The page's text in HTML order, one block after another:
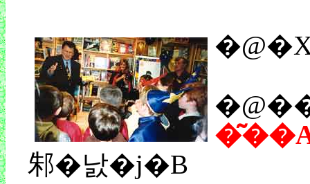
邾�낤�j�B